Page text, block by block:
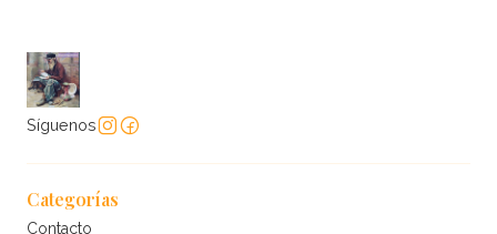
Síguenos
Categorías
Contacto